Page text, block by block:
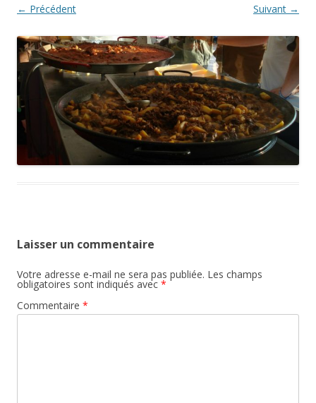
← Précédent Suivant →
Laisser un commentaire
Votre adresse e-mail ne sera pas publiée. Les champs
obligatoires sont indiqués avec *
Commentaire *